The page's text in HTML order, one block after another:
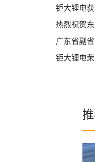
钜大锂电
热烈祝贺
广东省副
钜大锂电